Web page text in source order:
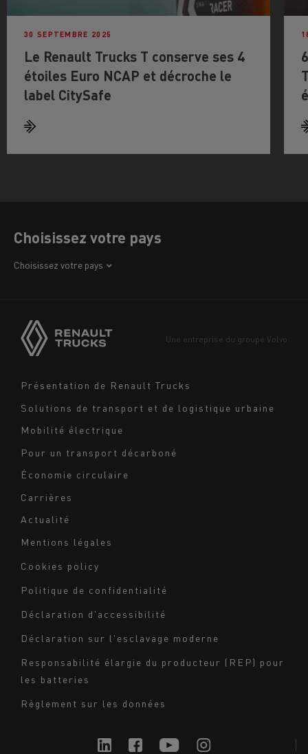
30 SEPTEMBRE 2025
Le Renault Trucks T conserve ses 4
étoiles Euro NCAP et décroche le
label CitySafe
Choisissez votre pays
Choisissez votre pays
Europe
Navigation
Présentation de Renault Trucks
Solutions de transport et de logistique urbaine
Mobilité électrique
Pour un transport décarboné
Économie circulaire
Carrières
Actualité
Une entreprise du groupe Volvo
bas
de
page
-
Milieu
Mentions légales
Cookies policy
Politique de confidentialité
Déclaration d'accessibilité
Déclaration sur l'esclavage moderne
Responsabilité élargie du producteur (REP) pour
les batteries
Règlement sur les données